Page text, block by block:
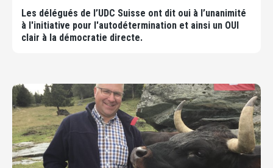
Les délégués de l’UDC Suisse ont dit oui à l’unanimité
à l'initiative pour l'autodétermination et ainsi un OUI
clair à la démocratie directe.